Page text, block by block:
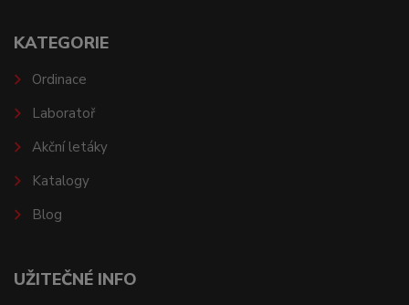
KATEGORIE
Ordinace
Laboratoř
Akční letáky
Katalogy
Blog
UŽITEČNÉ INFO